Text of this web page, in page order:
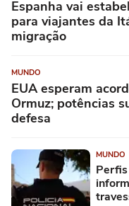
Espanha vai
para viajantes da
migração
MUNDO
EUA esperam
Ormuz; potências
defesa
MUNDO